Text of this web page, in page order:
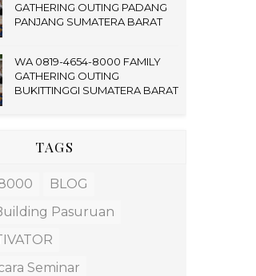
GATHERING OUTING PADANG
PANJANG SUMATERA BARAT
WA 0819-4654-8000 FAMILY
GATHERING OUTING
BUKITTINGGI SUMATERA BARAT
TAGS
BLOG
Pasuruan
Seminar